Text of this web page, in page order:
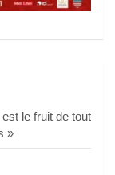
est le fruit de tout
»